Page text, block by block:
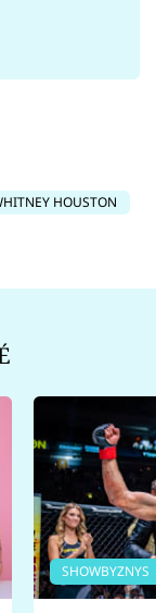
HOUSTON
SHOWBYZNYS